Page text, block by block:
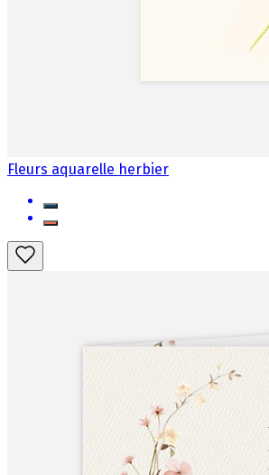
Fleurs aquarelle herbier